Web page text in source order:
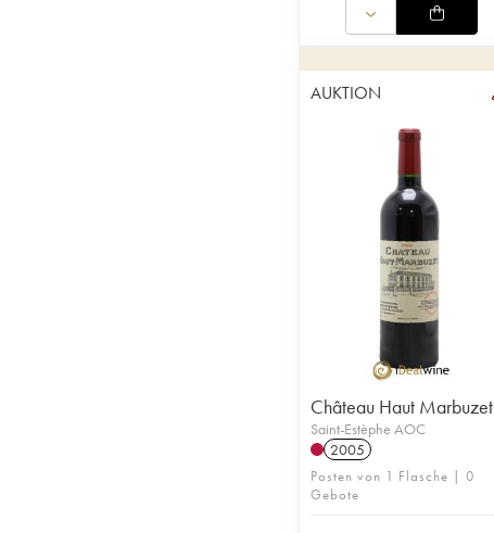
AUKTION
Château Haut Marbuzet
Saint-Estèphe AOC
2005
Posten von 1 Flasche | 0
Gebote